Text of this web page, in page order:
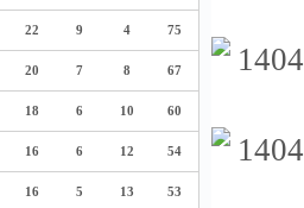
22 9 4 75
20 7 8 67
18 6 10 60
16 6 12 54
16 5 13 53